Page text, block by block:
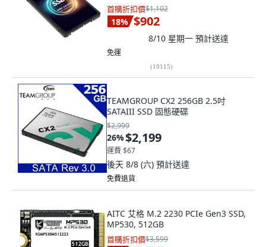
首購折扣價$1,102
18% $902
8/10 星期一 預計送達
免運
(10115)
TEAMGROUP CX2 256GB 2.5吋
SATAIII SSD 固態硬碟
$2,999
26%$2,199
運費 $67
後天 8/8 (六) 預計送達
免費退貨
AITC 艾格 M.2 2230 PCIe Gen3 SSD,
MP530, 512GB
首購折扣價$3,599